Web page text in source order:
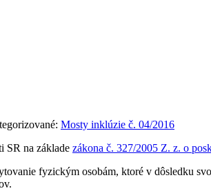
Mosty inklúzie č. 04/2016
SR na základe zákona č. 327/2005 Z. z. o
fyzickým osobám, ktoré v dôsledku